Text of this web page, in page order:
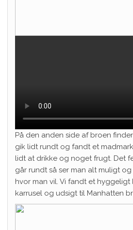
På den anden side af broen
gik lidt rundt og fandt et
lidt at drikke og noget frugt. Det
går rundt så ser man alt muligt
hvor man vil. Vi fandt et hyggeligt
karrusel og udsigt til Manhatten